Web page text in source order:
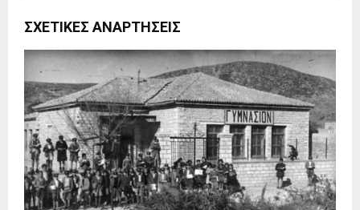
ΣΧΕΤΙΚΈΣ ΑΝΑΡΤΉΣΕΙΣ